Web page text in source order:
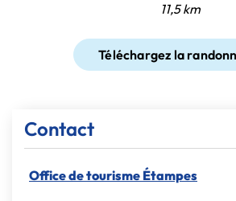
11,5 km
Téléchargez la
Informations
Contact
Office de tourisme Étampes